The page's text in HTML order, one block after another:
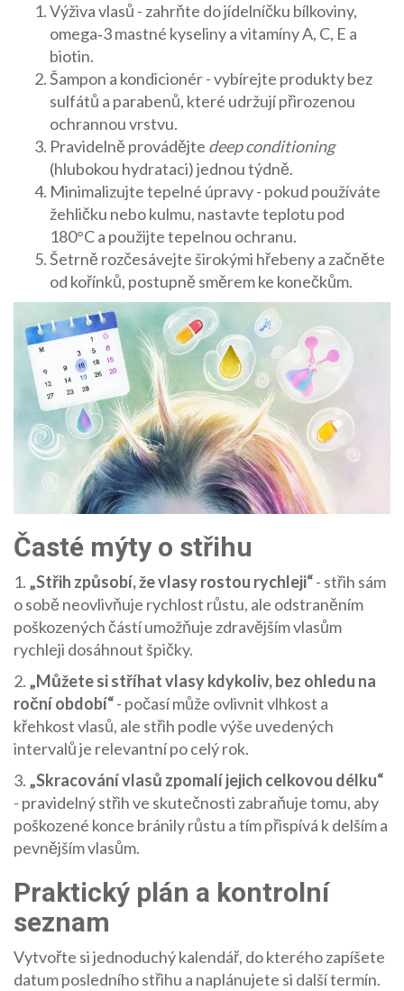
Výživa vlasů - zahrňte do jídelníčku bílkoviny,
omega‑3 mastné kyseliny a vitamíny A, C, E a
biotin.
Šampon a kondicionér- vybírejte produkty bez
sulfátů a parabenů, které udržují přirozenou
ochrannou vrstvu.
Pravidelně provádějte deep conditioning
(hlubokou hydrataci) jednou týdně.
Minimalizujte tepelné úpravy - pokud používáte
žehličku nebo kulmu, nastavte teplotu pod
180°C a použijte tepelnou ochranu.
Šetrně rozčesávejte širokými hřebeny a začněte
od kořínků, postupně směrem ke konečkům.
Časté mýty o střihu
1. „Střih způsobí, že vlasy rostou rychleji“- střih sám
o sobě neovlivňuje rychlost růstu, ale odstraněním
poškozených částí umožňuje zdravějším vlasům
rychleji dosáhnout špičky.
2. „Můžete si stříhat vlasy kdykoliv, bez ohledu na
roční období“- počasí může ovlivnit vlhkost a
křehkost vlasů, ale střih podle výše uvedených
intervalů je relevantní po celý rok.
3. „Skracování vlasů zpomalí jejich celkovou délku“
- pravidelný střih ve skutečnosti zabraňuje tomu, aby
poškozené konce bránily růstu a tím přispívá k delším a
pevnějším vlasům.
Praktický plán a kontrolní
seznam
Vytvořte si jednoduchý kalendář, do kterého zapíšete
datum posledního střihu a naplánujete si další termín.